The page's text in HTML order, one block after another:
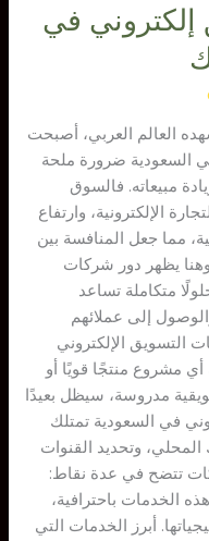
في
العالم العربي، أصبحت
السعودية ضرورة ملحة
مبيعاته. فالسوق
الإلكترونية، وارتفاع
مما جعل المنافسة بين
يظهر دور شركات
متكاملة تساعد
إلى عملائهم
التسويق الإلكتروني
مشروع منتجًا قويًا أو
مدروسة، سيظل بعيدًا
في السعودية تمتلك
وتحديد القنوات
تتضح في عدة نقاط:
الخدمات باحترافية،
أبرز الخدمات التي